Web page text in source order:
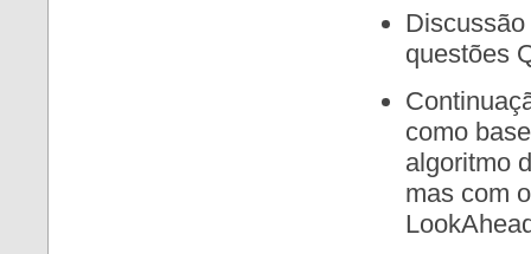
questões
como
algoritmo
mas com